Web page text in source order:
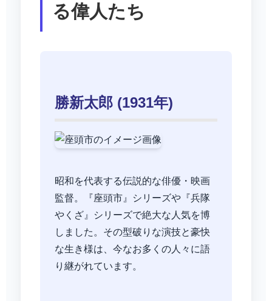
る偉人たち
勝新太郎 (1931年)
昭和を代表する伝説的な俳優・映画
監督。『座頭市』シリーズや『兵隊
やくざ』シリーズで絶大な人気を博
しました。その型破りな演技と豪快
な生き様は、今なお多くの人々に語
り継がれています。